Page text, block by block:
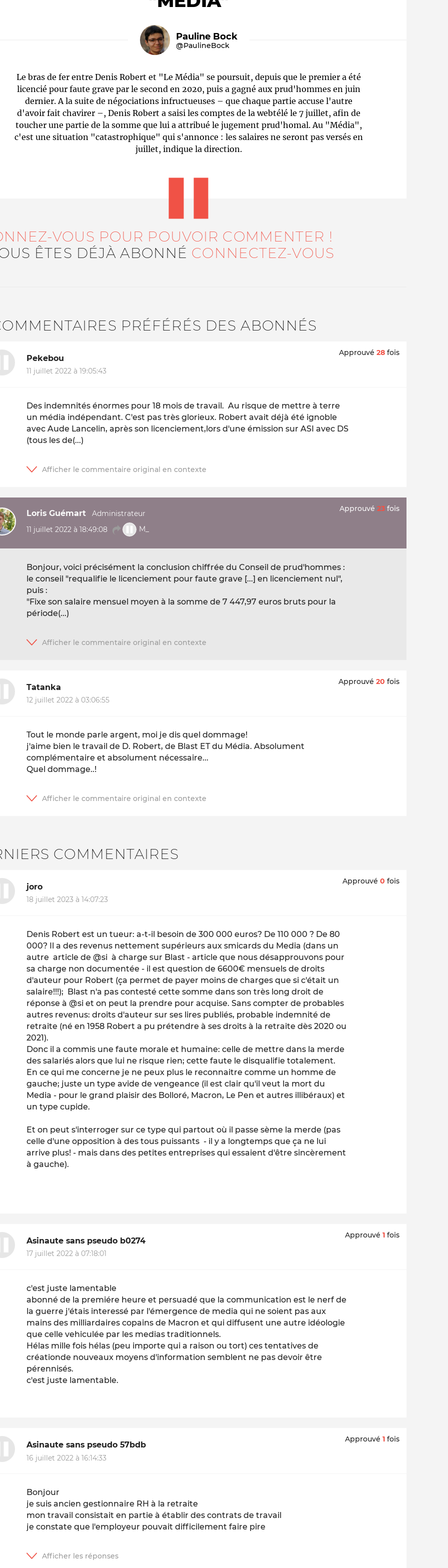
Le médiateur L'équipe Qui sommes-nous ?
Pauline Bock
@PaulineBock
Le bras de fer entre Denis Robert et "Le Média" se poursuit, depuis que le premier a été
licencié pour faute grave par le second en 2020, puis a gagné aux prud'hommes en juin
dernier. A la suite de négociations infructueuses – que chaque partie accuse l'autre
d'avoir fait chavirer –, Denis Robert a saisi les comptes de la webtélé le 7 juillet, afin de
toucher une partie de la somme que lui a attribué le jugement prud'homal. Au "Média",
c'est une situation "catastrophique" qui s'annonce : les salaires ne seront pas versés en
juillet, indique la direction.
VOUS POUR POUVOIR COMMENTER !
ÊTES DÉJÀ ABONNÉ CONNECTEZ-VOUS
PRÉFÉRÉS DES ABONNÉS
Pekebou
11 juillet 2022 à 19:05:43
Approuvé 28 fois
Des indemnités énormes pour 18 mois de travail. Au risque de mettre à terre
un média indépendant. C'est pas très glorieux. Robert avait déjà été ignoble
avec Aude Lancelin, après son licenciement,lors d'une émission sur ASI avec DS
(tous les de(...)
Loris Guémart
11 juillet 2022 à 18:49:08 M_
Approuvé 23 fois
Bonjour, voici précisément la conclusion chiffrée du Conseil de prud'hommes :
le conseil "requalifie le licenciement pour faute grave [...] en licenciement nul",
puis :
"Fixe son salaire mensuel moyen à la somme de 7 447,97 euros bruts pour la
période(...)
Tatanka
12 juillet 2022 à 03:06:55
Approuvé 20 fois
Tout le monde parle argent, moi je dis quel dommage!
j'aime bien le travail de D. Robert, de Blast ET du Média. Absolument
complémentaire et absolument nécessaire...
Quel dommage..!
COMMENTAIRES
joro
18 juillet 2023 à 14:07:23
Approuvé 0 fois
Denis Robert est un tueur: a-t-il besoin de 300 000 euros? De 110 000 ? De 80
000? Il a des revenus nettement supérieurs aux smicards du Media (dans un
autre article de @si à charge sur Blast - article que nous désapprouvons pour
sa charge non documentée - il est question de 6600€ mensuels de droits
d'auteur pour Robert (ça permet de payer moins de charges que si c'était un
salaire!!!); Blast n'a pas contesté cette somme dans son très long droit de
réponse à @si et on peut la prendre pour acquise. Sans compter de probables
autres revenus: droits d'auteur sur ses lires publiés, probable indemnité de
retraite (né en 1958 Robert a pu prétendre à ses droits à la retraite dès 2020 ou
2021).
Donc il a commis une faute morale et humaine: celle de mettre dans la merde
des salariés alors que lui ne risque rien; cette faute le disqualifie totalement.
En ce qui me concerne je ne peux plus le reconnaitre comme un homme de
gauche; juste un type avide de vengeance (il est clair qu'il veut la mort du
Media - pour le grand plaisir des Bolloré, Macron, Le Pen et autres illibéraux) et
un type cupide.
Et on peut s'interroger sur ce type qui partout où il passe sème la merde (pas
celle d'une opposition à des tous puissants - il y a longtemps que ça ne lui
arrive plus! - mais dans des petites entreprises qui essaient d'être sincèrement
à gauche).
Asinaute sans pseudo b0274
17 juillet 2022 à 07:18:01
Approuvé 1 fois
c'est juste lamentable
abonné de la premiére heure et persuadé que la communication est le nerf de
la guerre j'étais interessé par l'émergence de media qui ne soient pas aux
mains des milliardaires copains de Macron et qui diffusent une autre idéologie
que celle vehiculée par les medias traditionnels.
Hélas mille fois hélas (peu importe qui a raison ou tort) ces tentatives de
créationde nouveaux moyens d'information semblent ne pas devoir être
pérennisés.
c'est juste lamentable.
Asinaute sans pseudo 57bdb
16 juillet 2022 à 16:14:33
Approuvé 1 fois
Bonjour
je suis ancien gestionnaire RH à la retraite
mon travail consistait en partie à établir des contrats de travail
je constate que l'employeur pouvait difficilement faire pire